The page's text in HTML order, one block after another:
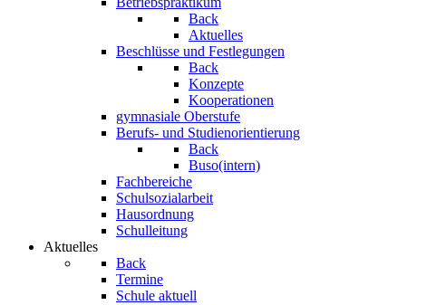
Back
Aktuelles
Beschlüsse und Festlegungen
Back
Konzepte
Kooperationen
gymnasiale Oberstufe
Berufs- und Studienorientierung
Back
Buso(intern)
Fachbereiche
Schulsozialarbeit
Hausordnung
Schulleitung
Aktuelles
Back
Termine
Schule aktuell